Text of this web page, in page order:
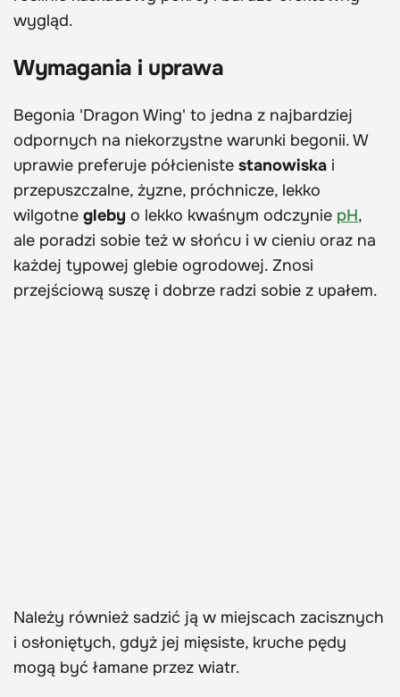
wygląd.
Wymagania i uprawa
Begonia 'Dragon Wing' to jedna z najbardziej
odpornych na niekorzystne warunki begonii. W
uprawie preferuje półcieniste stanowiska i
przepuszczalne, żyzne, próchnicze, lekko
wilgotne gleby o lekko kwaśnym odczynie pH,
ale poradzi sobie też w słońcu i w cieniu oraz na
każdej typowej glebie ogrodowej. Znosi
przejściową suszę i dobrze radzi sobie z upałem.
Należy również sadzić ją w miejscach zacisznych
i osłoniętych, gdyż jej mięsiste, kruche pędy
mogą być łamane przez wiatr.